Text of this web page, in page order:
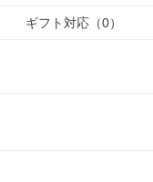
ギフト対応（0）